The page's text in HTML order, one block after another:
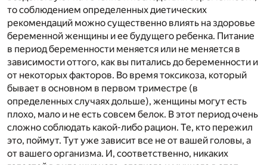
то соблюдением определенных диетических
рекомендаций можно существенно влиять на здоровье
беременной женщины и ее будущего ребенка. Питание
в период беременности меняется или не меняется в
зависимости оттого, как вы питались до беременности и
от некоторых факторов. Во время токсикоза, который
бывает в основном в первом триместре (в
определенных случаях дольше), женщины могут есть
плохо, мало и не есть совсем белок. В этот период очень
сложно соблюдать какой-либо рацион. Те, кто пережил
это, поймут. Тут уже зависит все не от вашей головы, а
от вашего организма. И, соответственно, никаких